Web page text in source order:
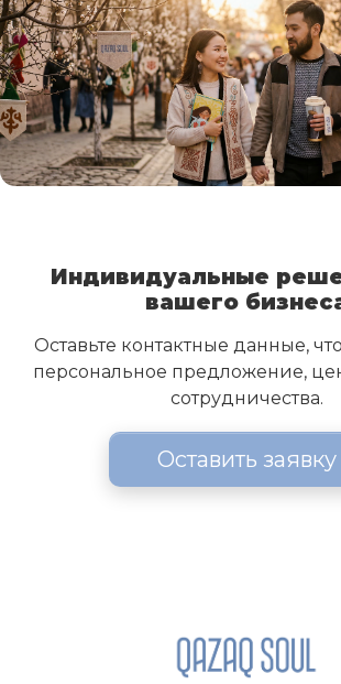
Индивидуальные
вашего
Оставьте контактные данные,
персональное предложение,
сотрудничества.
Оставить заявку